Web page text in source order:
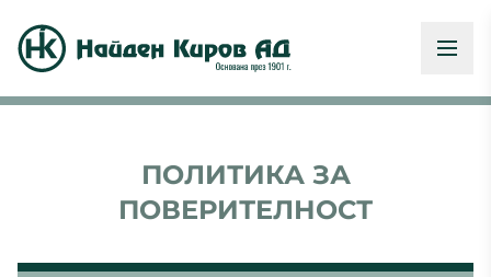
ПОЛИТИКА ЗА
ПОВЕРИТЕЛНОСТ